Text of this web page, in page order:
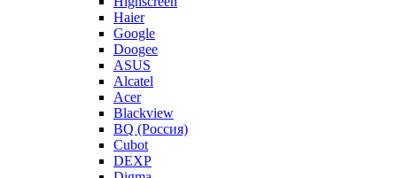
Haier
Google
Doogee
ASUS
Alcatel
Acer
Blackview
BQ (Россия)
Cubot
DEXP